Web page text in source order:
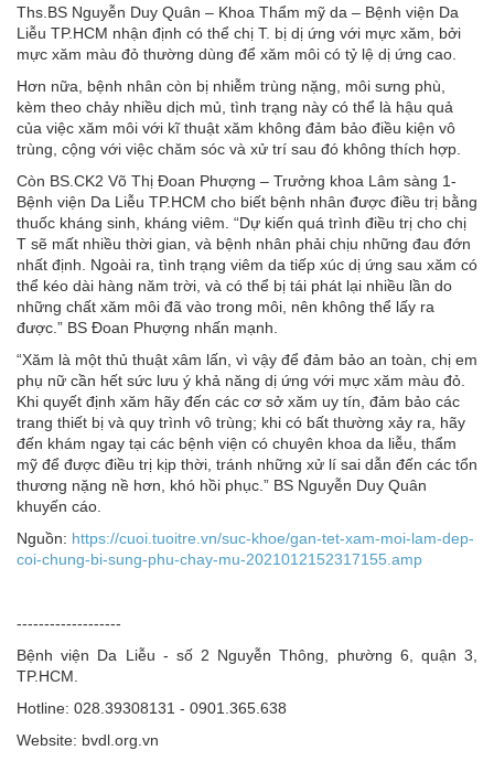
Ths.BS Nguyễn Duy Quân – Khoa Thẩm mỹ da – Bệnh viện Da
Liễu TP.HCM nhận định có thể chị T. bị dị ứng với mực xăm, bởi
mực xăm màu đỏ thường dùng để xăm môi có tỷ lệ dị ứng cao.
Hơn nữa, bệnh nhân còn bị nhiễm trùng nặng, môi sưng phù,
kèm theo chảy nhiều dịch mủ, tình trạng này có thể là hậu quả
của việc xăm môi với kĩ thuật xăm không đảm bảo điều kiện vô
trùng, cộng với việc chăm sóc và xử trí sau đó không thích hợp.
Còn BS.CK2 Võ Thị Đoan Phượng – Trưởng khoa Lâm sàng 1-
Bệnh viện Da Liễu TP.HCM cho biết bệnh nhân được điều trị bằng
thuốc kháng sinh, kháng viêm. “Dự kiến quá trình điều trị cho chị
T sẽ mất nhiều thời gian, và bệnh nhân phải chịu những đau đớn
nhất định. Ngoài ra, tình trạng viêm da tiếp xúc dị ứng sau xăm có
thể kéo dài hàng năm trời, và có thể bị tái phát lại nhiều lần do
những chất xăm môi đã vào trong môi, nên không thể lấy ra
được.” BS Đoan Phượng nhấn mạnh.
“Xăm là một thủ thuật xâm lấn, vì vậy để đảm bảo an toàn, chị em
phụ nữ cần hết sức lưu ý khả năng dị ứng với mực xăm màu đỏ.
Khi quyết định xăm hãy đến các cơ sở xăm uy tín, đảm bảo các
trang thiết bị và quy trình vô trùng; khi có bất thường xảy ra, hãy
đến khám ngay tại các bệnh viện có chuyên khoa da liễu, thẩm
mỹ để được điều trị kịp thời, tránh những xử lí sai dẫn đến các tổn
thương nặng nề hơn, khó hồi phục.” BS Nguyễn Duy Quân
khuyến cáo.
Nguồn: https://cuoi.tuoitre.vn/suc-khoe/gan-tet-xam-moi-lam-dep-
coi-chung-bi-sung-phu-chay-mu-2021012152317155.amp
-------------------
Bệnh viện Da Liễu - số 2 Nguyễn Thông, phường 6, quận 3,
TP.HCM.
Hotline: 028.39308131 - 0901.365.638
Website: bvdl.org.vn